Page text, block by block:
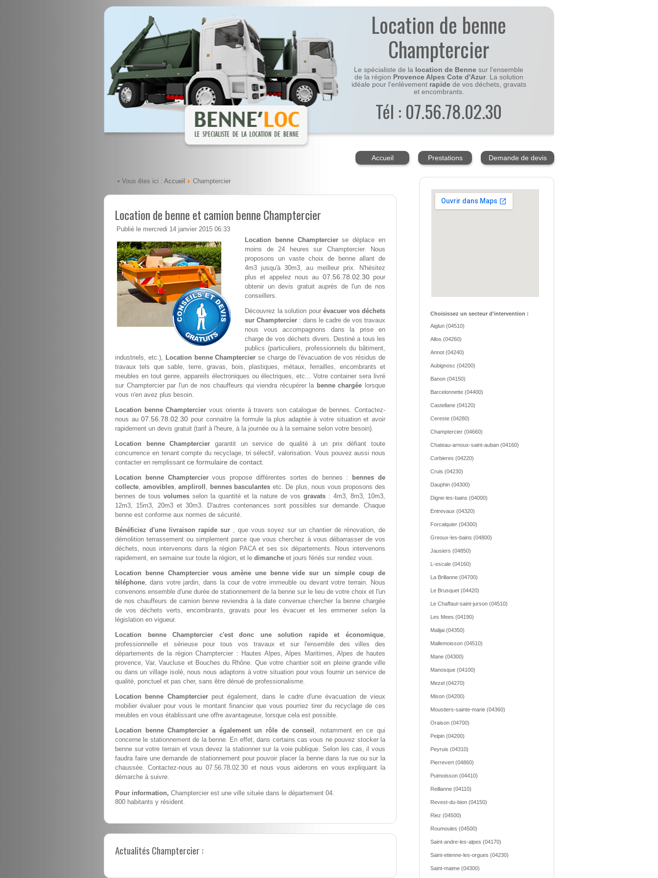
Location de benne
Champtercier
Le spécialiste de la location de Benne sur l'ensemble
de la région Provence Alpes Cote d'Azur. La solution
idéale pour l'enlèvement rapidede vos déchets, gravats
et encombrants.
Tél : 07.56.78.02.30
Accueil Prestations Demande de devis
• Vous êtes ici : Accueil Champtercier
Location de benne et camion benne Champtercier
Publié le mercredi 14 janvier 2015 06:33
Location benne Champtercierse déplace en
moins de 24 heures sur Champtercier. Nous
proposons un vaste choix de benne allant de
4m3 jusqu'à 30m3, au meilleur prix. N'hésitez
plus et appelez nous au 07.56.78.02.30pour
obtenir un devis gratuit auprès de l'un de nos
conseillers.
Découvrez la solution pour évacuer vos déchets
sur Champtercier : dans le cadre de vos travaux
nous vous accompagnons dans la prise en
charge de vos déchets divers. Destiné a tous les
publics (particuliers, professionnels du bâtiment,
industriels, etc.), Location benne Champtercier se charge de l'évacuation de vos résidus de
travaux tels que sable, terre, gravas, bois, plastiques, métaux, ferrailles, encombrants et
meubles en tout genre, appareils électroniques ou électriques, etc... Votre container sera livré
sur Champtercier par l'un de nos chauffeurs qui viendra récupérer la benne chargée lorsque
vous n'en avez plus besoin.
Location benne Champtercier vous oriente à travers son catalogue de bennes. Contactez-
nous au07.56.78.02.30 pour connaitre la formule la plus adaptée à votre situation et avoir
rapidement un devis gratuit (tarif à l'heure, à la journée ou à la semaine selon votre besoin).
Location benne Champtercier garantit un service de qualité à un prix défiant toute
concurrence en tenant compte du recyclage, tri sélectif, valorisation. Vous pouvez aussi nous
contacter en remplissant ce formulaire de contact.
Location benne Champterciervous propose différentes sortes de bennes :
bennes de
collecte, amovibles,ampliroll , bennes basculantes etc. De plus, nous vous proposons des
bennes de tous volumes selon la quantité et la nature de vos gravats : 4m3, 8m3, 10m3,
12m3, 15m3, 20m3 et 30m3. D'autres contenances sont possibles sur demande. Chaque
benne est conforme aux normes de sécurité.
Bénéficiez d'une livraison rapide sur , que vous soyez sur un chantier de rénovation, de
démolition terrassement ou simplement parce que vous cherchez à vous débarrasser de vos
déchets, nous intervenons dans la région PACA et ses six départements. Nous intervenons
rapidement, en semaine sur toute la région, et le dimanche et jours fériés sur rendez vous.
Location benne Champtercier vous amène une benne vide sur un simple coup de
téléphone, dans votre jardin, dans la cour de votre immeuble ou devant votre terrain. Nous
convenons ensemble d'une durée de stationnement de la benne sur le lieu de votre choix et l'un
de nos chauffeurs de camion benne reviendra à la date convenue chercher la benne chargée
de vos déchets verts, encombrants, gravats pour les évacuer et les emmener selon la
législation en vigueur.
Location benne Champtercier c'est donc une solution rapide et économique,
professionnelle et sérieuse pour tous vos travaux et sur l'ensemble des villes des
départements de la région Champtercier : Hautes Alpes, Alpes Maritimes, Alpes de hautes
provence, Var, Vaucluse et Bouches du Rhône. Que votre chantier soit en pleine grande ville
ou dans un village isolé, nous nous adaptons à votre situation pour vous fournir un service de
qualité, ponctuel et pas cher, sans être dénué de professionalisme.
Location benne Champtercierpeut également, dans le cadre d'une évacuation de vieux
mobilier évaluer pour vous le montant financier que vous pourriez tirer du recyclage de ces
meubles en vous établissant une offre avantageuse, lorsque cela est possible.
Location benne Champtercier a également un rôle de conseil , notamment en ce qui
concerne le stationnement de la benne. En effet, dans certains cas vous ne pouvez stocker la
benne sur votre terrain et vous devez la stationner sur la voie publique. Selon les cas, il vous
faudra faire une demande de stationnement pour pouvoir placer la benne dans la rue ou sur la
chaussée. Contactez-nous au 07.56.78.02.30 et nous vous aiderons en vous expliquant la
démarche à suivre.
Pour information, Champtercier est une ville située dans le département 04.
800 habitants y résident.
Actualités Champtercier :
Choisissez un secteur d'intervention :
Aiglun (04510)
Allos (04260)
Annot (04240)
Aubignosc (04200)
Banon (04150)
Barcelonnette (04400)
Castellane (04120)
Cereste (04280)
Champtercier (04660)
Chateau-arnoux-saint-auban (04160)
Corbieres (04220)
Cruis (04230)
Dauphin (04300)
Digne-les-bains (04000)
Entrevaux (04320)
Forcalquier (04300)
Greoux-les-bains (04800)
Jausiers (04850)
L-escale (04160)
La Brillanne (04700)
Le Brusquet (04420)
Le Chaffaut-saint-jurson (04510)
Les Mees (04190)
Malijai (04350)
Mallemoisson (04510)
Mane (04300)
Manosque (04100)
Mezel (04270)
Mison (04200)
Moustiers-sainte-marie (04360)
Oraison (04700)
Peipin (04200)
Peyruis (04310)
Pierrevert (04860)
Puimoisson (04410)
Reillanne (04110)
Revest-du-bion (04150)
Riez (04500)
Roumoules (04500)
Saint-andre-les-alpes (04170)
Saint-etienne-les-orgues (04230)
Saint-maime (04300)